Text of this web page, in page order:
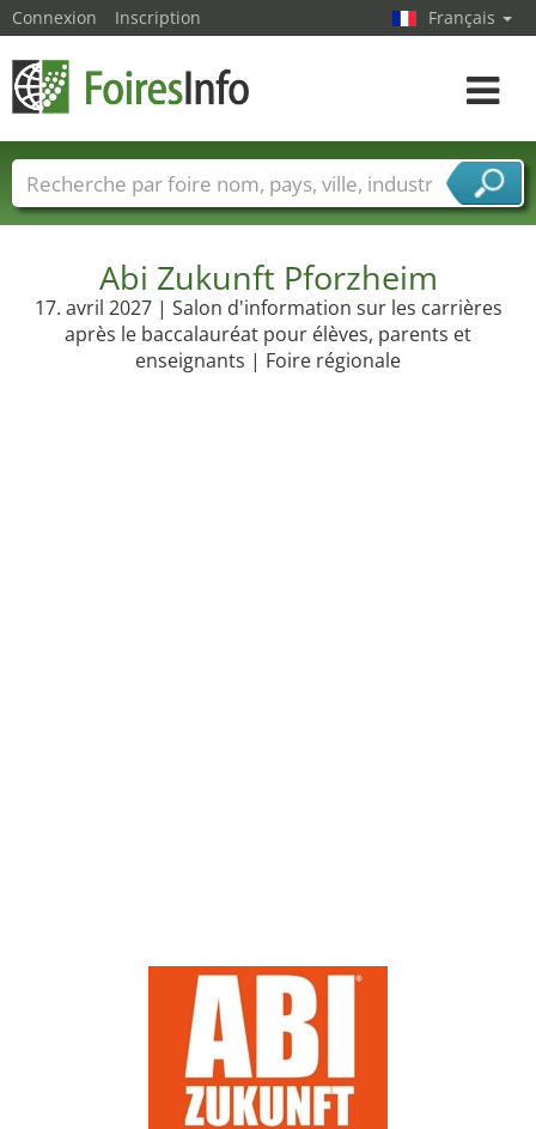
Abi Zukunft Pforzheim
17. avril 2027 | Salon d'information sur les carrières
après le baccalauréat pour élèves, parents et
enseignants | Foire régionale
Connexion Inscription Français
Toggle
Foire noms Pays Villes
Secteurs de foire